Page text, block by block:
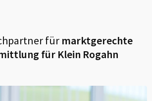
fürmarktgerechte
für Klein Rogahn